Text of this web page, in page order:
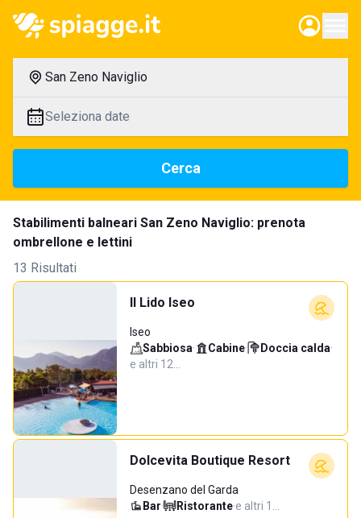
San Zeno Naviglio
Seleziona date
Cerca
Stabilimenti balneari San Zeno Naviglio: prenota
ombrellone e lettini
13 Risultati
Il Lido Iseo
Iseo
Sabbiosa· Cabine· Doccia calda·
e altri 12…
Dolcevita Boutique Resort
Desenzano del Garda
Bar· Ristorante·e altri 1…